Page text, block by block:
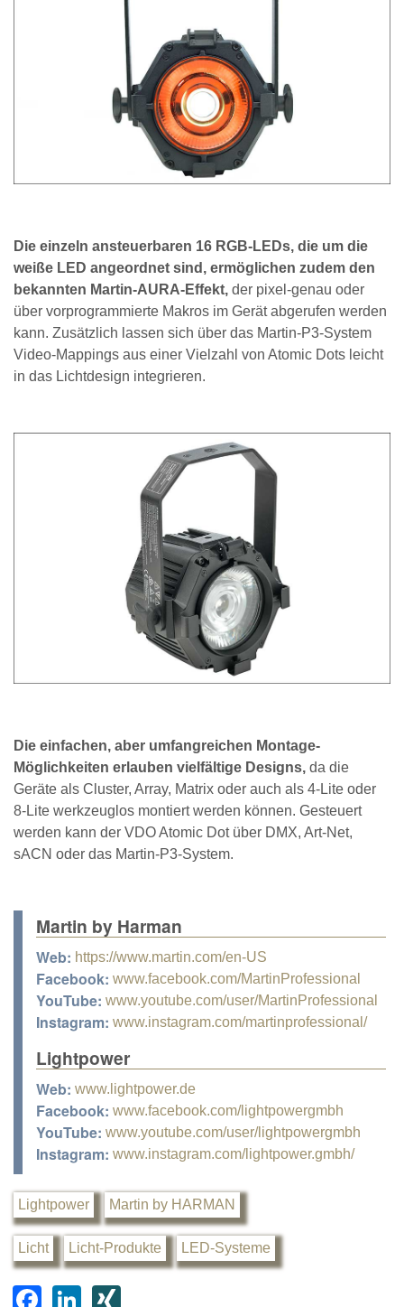
Die einzeln ansteuerbaren 16 RGB-LEDs, die um die
weiße LED angeordnet sind, ermöglichen zudem den
bekannten Martin-AURA-Effekt, der pixel-genau oder
über vorprogrammierte Makros im Gerät abgerufen werden
kann. Zusätzlich lassen sich über das Martin-P3-System
Video-Mappings aus einer Vielzahl von Atomic Dots leicht
in das Lichtdesign integrieren.
Die einfachen, aber umfangreichen Montage-
Möglichkeiten erlauben vielfältige Designs, da die
Geräte als Cluster, Array, Matrix oder auch als 4-Lite oder
8-Lite werkzeuglos montiert werden können. Gesteuert
werden kann der VDO Atomic Dot über DMX, Art-Net,
sACN oder das Martin-P3-System.
Martin by Harman
Web: https://www.martin.com/en-US
Facebook: www.facebook.com/MartinProfessional
YouTube: www.youtube.com/user/MartinProfessional
Instagram: www.instagram.com/martinprofessional/
Lightpower
Web: www.lightpower.de
Facebook: www.facebook.com/lightpowergmbh
YouTube: www.youtube.com/user/lightpowergmbh
Instagram: www.instagram.com/lightpower.gmbh/
Lightpower Martin by HARMAN
Licht Licht-Produkte LED-Systeme
F
Li